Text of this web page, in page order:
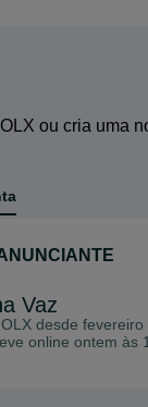
ou cria uma
Vaz
desde fevereiro
online ontem às